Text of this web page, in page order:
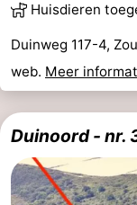
Huisdieren
Duinweg 117-4,
web. Meer
Duinoord - nr.